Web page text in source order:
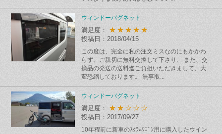
ウィンドーバグネット
満足度： ★★★★★
投稿日：2018/04/15
この度は、完全に私の注文ミスなのにもかかわ
らず、ご親切に無料交換して下さり、 また、交
換品の発送の送料迄ご負担いただきまして、大
変恐縮しております。 無事取...
ウィンドーバグネット
満足度： ★★☆☆☆
投稿日：2017/09/27
10年程前に新車のｽｸﾗﾑﾜｺﾞﾝ用に購入したウイン